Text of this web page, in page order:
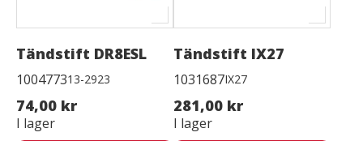
Tändstift DR8ESL
100477313-2923
74,00 kr
I lager
Tändstift IX27
1031687IX27
281,00 kr
I lager